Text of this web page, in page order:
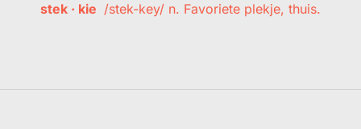
stek · kie /stek-key/ n. Favoriete plekje, thuis.